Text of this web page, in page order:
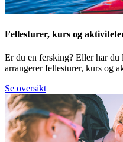
Fellesturer, kurs og
Er du en fersking? Eller har
arrangerer fellesturer, kurs og
Se oversikt